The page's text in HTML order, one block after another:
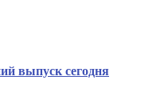
выпуск сегодня